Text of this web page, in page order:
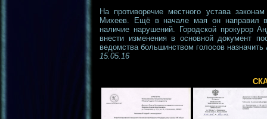
На противоречие местного устава
Михеев. Ещё в начале мая он направил в
наличие нарушений. Городской прокурор
внести изменения в основной документ
ведомства большинством голосов
15.05.16